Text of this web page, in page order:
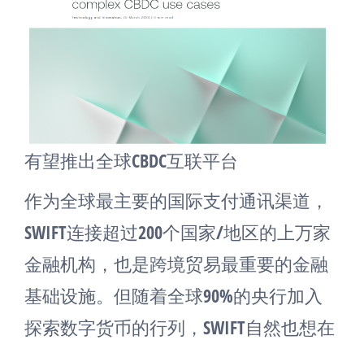
有望推出全球CBDC互联平台
作为全球最主要的国际支付通讯渠道，
SWIFT连接超过200个国家/地区的上万家
金融机构，也是跨境贸易最重要的金融
基础设施。但随着全球90%的央行加入
探索数字货币的行列，SWIFT自然也想在